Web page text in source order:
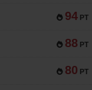
94 PT
88 PT
80 PT